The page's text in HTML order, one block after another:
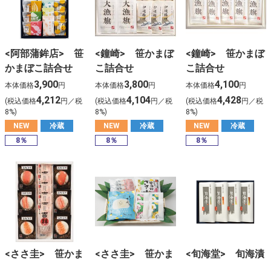
<阿部蒲鉾店> 笹
かまぼこ詰合せ
本体価格3,900円
(税込価格4,212円／税
8%)
NEW
冷蔵
8％
<鐘崎> 笹かまぼ
こ詰合せ
本体価格3,800円
(税込価格4,104円／税
8%)
NEW
冷蔵
8％
<鐘崎> 笹かまぼ
こ詰合せ
本体価格4,100円
(税込価格4,428円／税
8%)
NEW
冷蔵
8％
<ささ圭> 笹かま
<ささ圭> 笹かま
<旬海堂> 旬海漬